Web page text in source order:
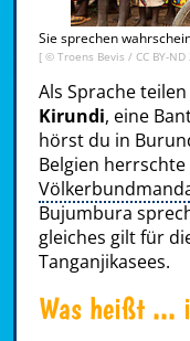
Sie sprechen
[ © Troens Bevis / CC BY-ND
Als Sprache
Kirundi, eine
hörst du in
Belgien
Bujumbura
gleiches gilt für
Tanganjikasees.
Was heißt ...